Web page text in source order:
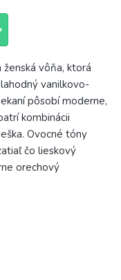
vôňa, ktorá
vanilkovo-
pôsobí moderne,
kombinácii
Ovocné tóny
čo lieskový
orechový